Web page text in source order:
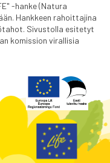
-hanke (Natura
Hankkeen rahoittajina
Sivustolla esitetyt
komission virallisia